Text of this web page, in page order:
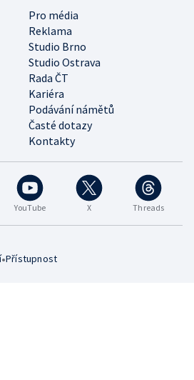
Pro média
Reklama
Studio Brno
Studio Ostrava
Rada ČT
Kariéra
Podávání námětů
Časté dotazy
Kontakty
YouTube X Threads
•Přístupnost